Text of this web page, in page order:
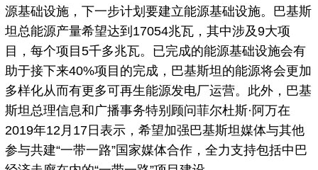
源基础设施，下一步计划要建立能源基础设施。巴基斯
坦总能源产量希望达到17054兆瓦，其中涉及9大项
目，每个项目5千多兆瓦。已完成的能源基础设施会有
助于接下来40%项目的完成，巴基斯坦的能源将会更加
多样化从而有更多可再生能源发电厂运营。此外，巴基
斯坦总理信息和广播事务特别顾问菲尔杜斯·阿万在
2019年12月17日表示，希望加强巴基斯坦媒体与其他
参与共建“一带一路”国家媒体合作，全力支持包括中巴